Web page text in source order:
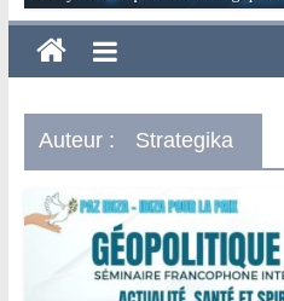
Expertise
et
Analyses
Auteur : Strategika